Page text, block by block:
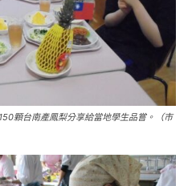
顆台南產鳳梨分享給當地學生品嘗。（市